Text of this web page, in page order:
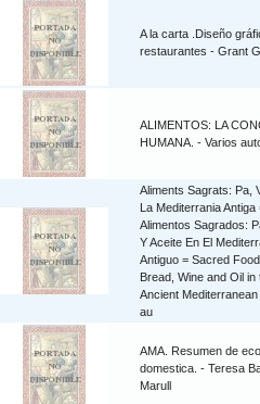
A la carta .Diseño
restaurantes - Grant
ALIMENTOS: LA
HUMANA. - Varios
Aliments Sagrats: Pa,
La Mediterrania Antiga
Alimentos Sagrados:
Y Aceite En El
Antiguo = Sacred
Bread, Wine and Oil in
Ancient
au
AMA. Resumen de
domestica. - Teresa
Marull